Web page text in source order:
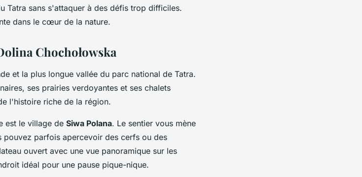
Tatra sans s'attaquer à des défis trop difficiles.
dans le cœur de la nature.
Chochołowska
et la plus longue vallée du parc national de Tatra.
ses prairies verdoyantes et ses chalets
l'histoire riche de la région.
est le village de Siwa Polana. Le sentier vous mène
parfois apercevoir des cerfs ou des
ouvert avec une vue panoramique sur les
idéal pour une pause pique-nique.